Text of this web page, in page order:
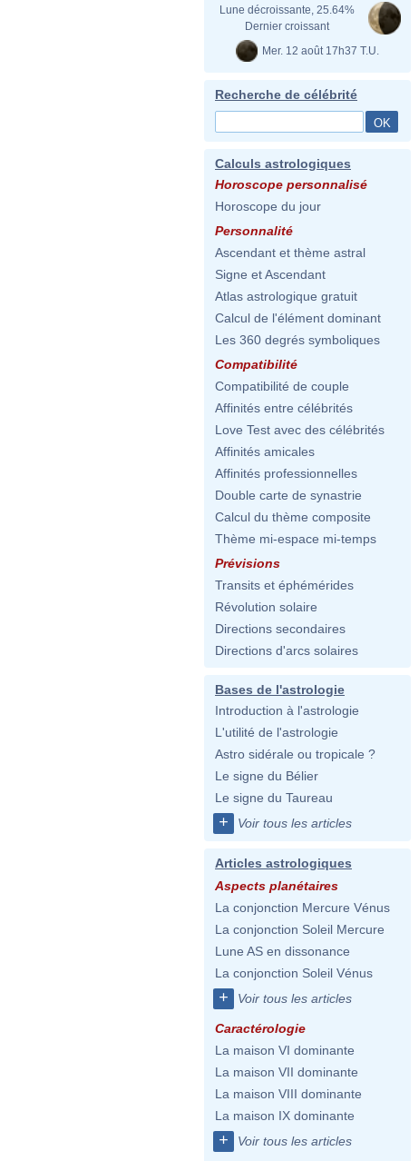
Lune décroissante, 25.64%
Dernier croissant
Mer. 12 août 17h37 T.U.
Recherche de célébrité
Calculs astrologiques
Horoscope personnalisé
Horoscope du jour
Personnalité
Ascendant et thème astral
Signe et Ascendant
Atlas astrologique gratuit
Calcul de l'élément dominant
Les 360 degrés symboliques
Compatibilité
Compatibilité de couple
Affinités entre célébrités
Love Test avec des célébrités
Affinités amicales
Affinités professionnelles
Double carte de synastrie
Calcul du thème composite
Thème mi-espace mi-temps
Prévisions
Transits et éphémérides
Révolution solaire
Directions secondaires
Directions d'arcs solaires
Bases de l'astrologie
Introduction à l'astrologie
L'utilité de l'astrologie
Astro sidérale ou tropicale ?
Le signe du Bélier
Le signe du Taureau
+ Voir tous les articles
Articles astrologiques
Aspects planétaires
La conjonction Mercure Vénus
La conjonction Soleil Mercure
Lune AS en dissonance
La conjonction Soleil Vénus
+ Voir tous les articles
Caractérologie
La maison VI dominante
La maison VII dominante
La maison VIII dominante
La maison IX dominante
+ Voir tous les articles